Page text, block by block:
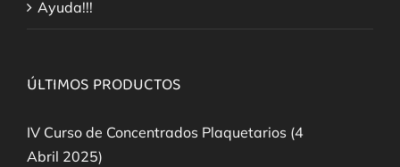
Ayuda!!!
ÚLTIMOS PRODUCTOS
IV Curso de Concentrados Plaquetarios (4
Abril 2025)